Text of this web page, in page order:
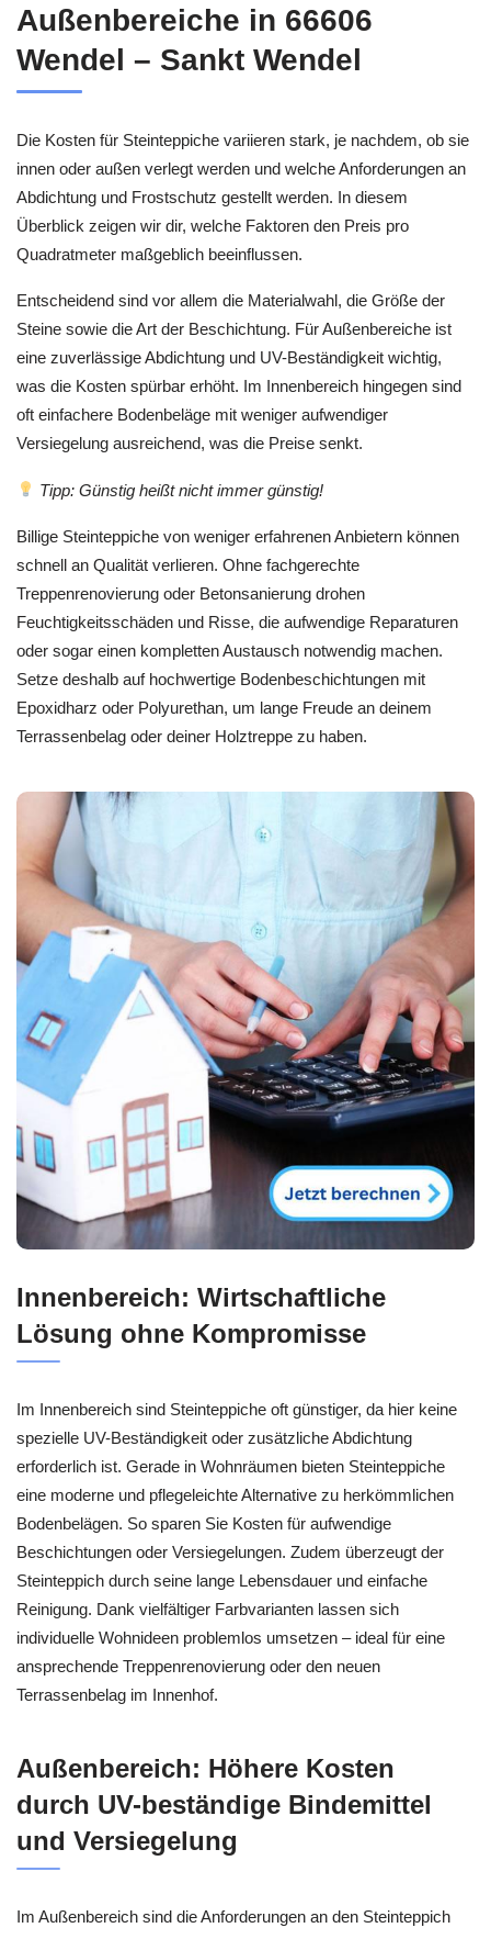
Außenbereiche in 66606
Wendel – Sankt Wendel
Die Kosten für Steinteppiche variieren stark, je nachdem, ob sie
innen oder außen verlegt werden und welche Anforderungen an
Abdichtung und Frostschutz gestellt werden. In diesem
Überblick zeigen wir dir, welche Faktoren den Preis pro
Quadratmeter maßgeblich beeinflussen.
Entscheidend sind vor allem die Materialwahl, die Größe der
Steine sowie die Art der Beschichtung. Für Außenbereiche ist
eine zuverlässige Abdichtung und UV-Beständigkeit wichtig,
was die Kosten spürbar erhöht. Im Innenbereich hingegen sind
oft einfachere Bodenbeläge mit weniger aufwendiger
Versiegelung ausreichend, was die Preise senkt.
Tipp: Günstig heißt nicht immer günstig!
Billige Steinteppiche von weniger erfahrenen Anbietern können
schnell an Qualität verlieren. Ohne fachgerechte
Treppenrenovierung oder Betonsanierung drohen
Feuchtigkeitsschäden und Risse, die aufwendige Reparaturen
oder sogar einen kompletten Austausch notwendig machen.
Setze deshalb auf hochwertige Bodenbeschichtungen mit
Epoxidharz oder Polyurethan, um lange Freude an deinem
Terrassenbelag oder deiner Holztreppe zu haben.
Innenbereich: Wirtschaftliche
Lösung ohne Kompromisse
Im Innenbereich sind Steinteppiche oft günstiger, da hier keine
spezielle UV-Beständigkeit oder zusätzliche Abdichtung
erforderlich ist. Gerade in Wohnräumen bieten Steinteppiche
eine moderne und pflegeleichte Alternative zu herkömmlichen
Bodenbelägen. So sparen Sie Kosten für aufwendige
Beschichtungen oder Versiegelungen. Zudem überzeugt der
Steinteppich durch seine lange Lebensdauer und einfache
Reinigung. Dank vielfältiger Farbvarianten lassen sich
individuelle Wohnideen problemlos umsetzen – ideal für eine
ansprechende Treppenrenovierung oder den neuen
Terrassenbelag im Innenhof.
Außenbereich: Höhere Kosten
durch UV-beständige Bindemittel
und Versiegelung
Im Außenbereich sind die Anforderungen an den Steinteppich